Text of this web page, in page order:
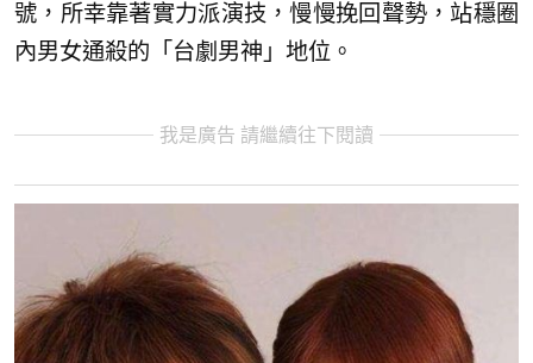
號，所幸靠著實力派演技，慢慢挽回聲勢，站穩圈
內男女通殺的「台劇男神」地位。
我是廣告 請繼續往下閱讀